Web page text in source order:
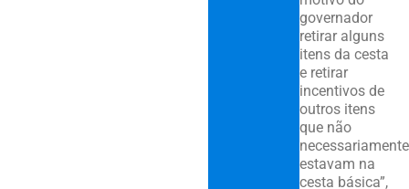
governador
retirar alguns
itens da cesta
e retirar
incentivos de
outros itens
que não
necessariamente
estavam na
cesta básica”,